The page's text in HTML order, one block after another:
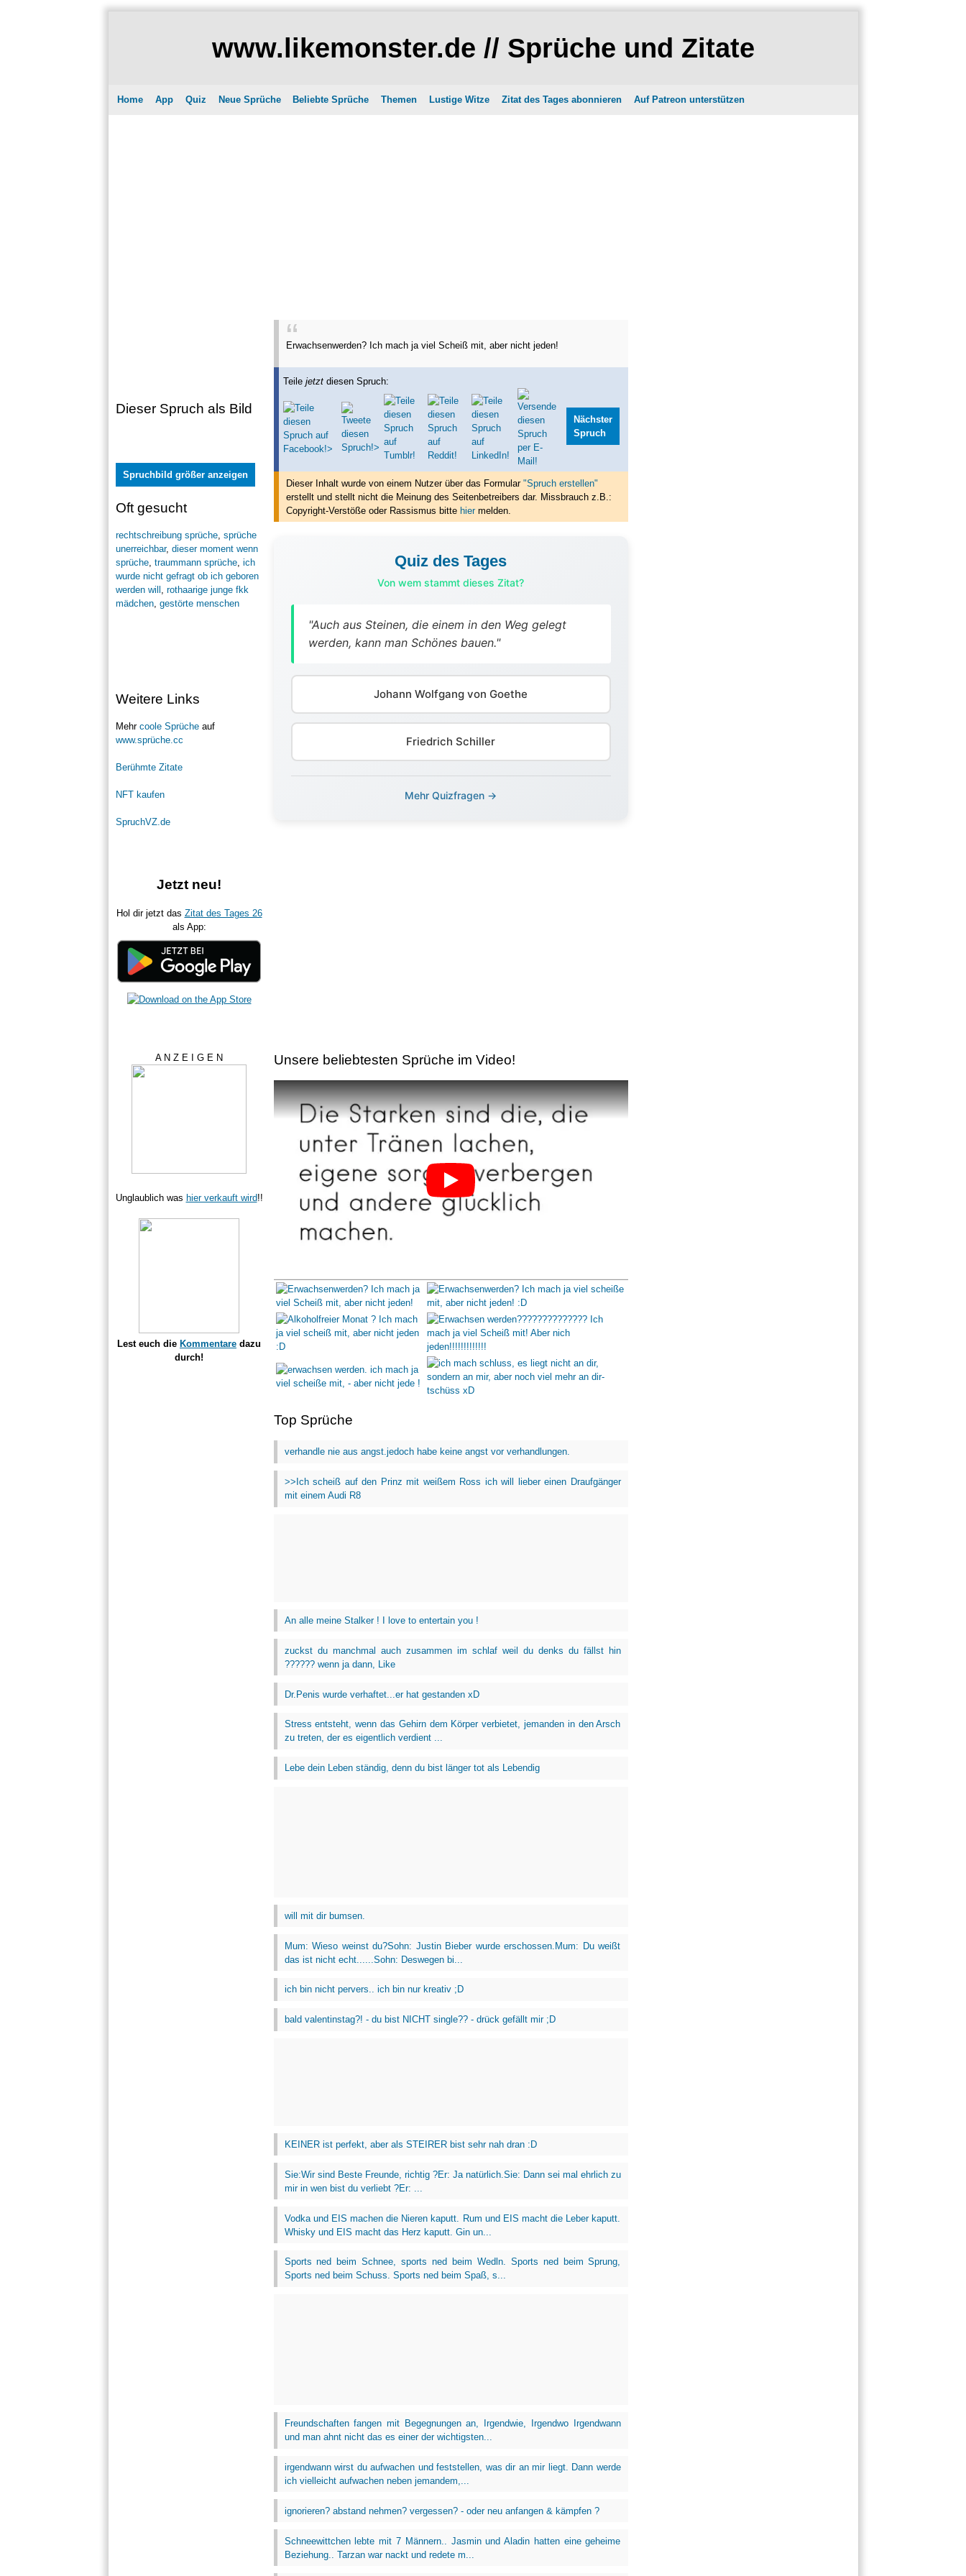
www.likemonster.de // Sprüche und Zitate
Home App Quiz Neue Sprüche Beliebte Sprüche Themen Lustige Witze Zitat des Tages abonnieren Auf Patreon unterstützen
Dieser Spruch als Bild
Spruchbild größer anzeigen
Oft gesucht
rechtschreibung sprüche, sprüche
unerreichbar, dieser moment wenn
sprüche, traummann sprüche, ich
wurde nicht gefragt ob ich geboren
werden will rothaarige junge fkk
mädchen, gestörte menschen
Weitere Links
Mehr coole Sprücheauf
www.sprüche.cc
Berühmte Zitate
NFT kaufen
SpruchVZ.de
Jetzt neu!
Hol dir jetzt das Zitat des Tages 26
als App:
A N Z E I G E N
Unglaublich was hier verkauft wird!!
Lest euch die Kommentare dazu
durch!
Erwachsenwerden? Ich mach ja viel Scheiß mit, aber nicht jeden!
Teile jetztdiesen Spruch:
Nächster
Spruch
Dieser Inhalt wurde von einem Nutzer über das Formular "Spruch erstellen"
erstelltund stellt nicht die Meinung des Seitenbetreibers dar. Missbrauch z.B.:
Copyright-Verstöße oder Rassismus bitte hiermelden.
Quiz des Tages
Von wem stammt dieses Zitat?
"Auch aus Steinen, die einem in den Weg gelegt
werden, kann man Schönes bauen."
Johann Wolfgang von Goethe
Friedrich Schiller
Mehr Quizfragen →
Unsere beliebtesten Sprüche im Video!
Top Sprüche
verhandle nie aus angst.jedoch habe keine angst vor verhandlungen.
>>Ich scheiß auf den Prinz mit weißem Ross ich will lieber einen Draufgänger
mit einem Audi R8
An alle meine Stalker ! I love to entertain you !
zuckst du manchmal auch zusammen im schlaf weil du denks du fällst hin
?????? wenn ja dann, Like
Dr.Penis wurde verhaftet...er hat gestanden xD
Stress entsteht, wenn das Gehirn dem Körper verbietet, jemanden in den Arsch
zu treten, der es eigentlich verdient ...
Lebe dein Leben ständig, denn du bist länger tot als Lebendig
will mit dir bumsen.
Mum: Wieso weinst du?Sohn: Justin Bieber wurde erschossen.Mum: Du weißt
das ist nicht echt......Sohn: Deswegen bi...
ich bin nicht pervers.. ich bin nur kreativ ;D
bald valentinstag?! - du bist NICHT single?? - drück gefällt mir ;D
KEINER ist perfekt, aber als STEIRER bist sehr nah dran :D
Sie:Wir sind Beste Freunde, richtig ?Er: Ja natürlich.Sie: Dann sei mal ehrlich zu
mir in wen bist du verliebt ?Er: ...
Vodka und EIS machen die Nieren kaputt. Rum und EIS macht die Leber kaputt.
Whisky und EIS macht das Herz kaputt. Gin un...
Sports ned beim Schnee, sports ned beim Wedln. Sports ned beim Sprung,
Sports ned beim Schuss. Sports ned beim Spaß, s...
Freundschaften fangen mit Begegnungen an, Irgendwie, Irgendwo Irgendwann
und man ahnt nicht das es einer der wichtigsten...
irgendwann wirst du aufwachen und feststellen, was dir an mir liegt. Dann werde
ich vielleicht aufwachen neben jemandem,...
ignorieren? abstand nehmen? vergessen? - oder neu anfangen & kämpfen ?
Schneewittchen lebte mit 7 Männern.. Jasmin und Aladin hatten eine geheime
Beziehung.. Tarzan war nackt und redete m...